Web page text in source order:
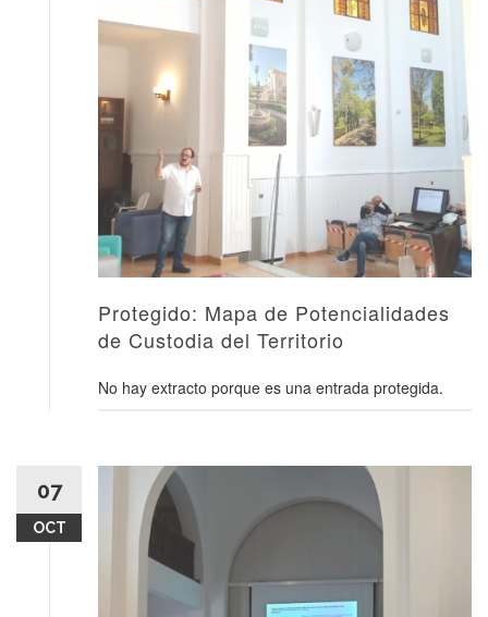
Protegido: Mapa de Potencialidades
de Custodia del Territorio
No hay extracto porque es una entrada protegida.
07
OCT